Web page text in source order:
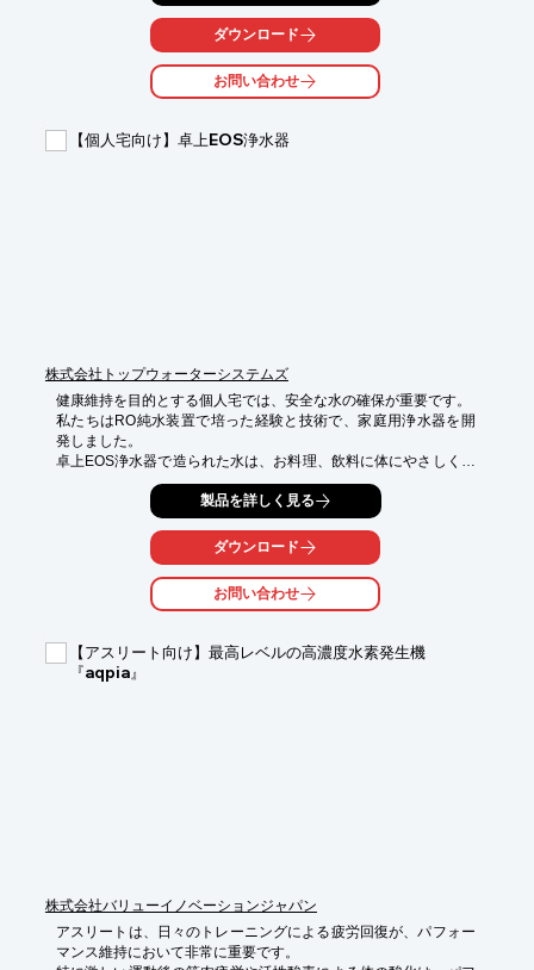
ージを実現します。
【活用シーン】
・個包装のサプリメント
・持ち運び用サンプル
【導入の効果】
ダウンロード
お問い合わせ
【個人宅向け】卓上EOS浄水器
株式会社トップウォーターシステムズ
健康維持を目的とする個人宅では、安全な水の確保が重要です。
私たちはRO純水装置で培った経験と技術で、家庭用浄水器を開
発しました。
卓上EOS浄水器で造られた水は、お料理、飲料に体にやさしく毎
日の生活にうるおいをもたらします。
水道水の塩素や不純物、さらにはPFASといった有害物質への対
策が求められています。
卓上EOS浄水器は、RO（逆浸透膜）方式でご家庭で安心・安全
な水を提供します。
【活用シーン】
・料理に使用する水として
・赤ちゃんのミルク作りに
・ペットの飲み水として
製品を詳しく見る
ダウンロード
お問い合わせ
【アスリート向け】最高レベルの高濃度水素発生機
『aqpia』
株式会社バリューイノベーションジャパン
アスリートは、日々のトレーニングによる疲労回復が、パフォー
マンス維持において非常に重要です。